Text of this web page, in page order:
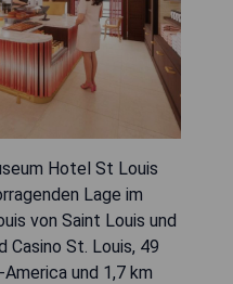
Hotel St Louis
Lage im
von Saint Louis und
St. Louis, 49
und 1,7 km